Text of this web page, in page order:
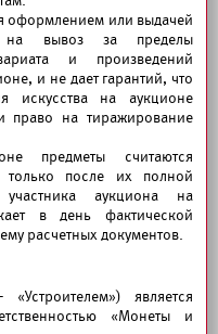
оформлением или выдачей
на вывоз за пределы
и произведений
и не дает гарантий, что
искусства на аукционе
право на тиражирование
предметы считаются
только после их полной
аукциона на
в день фактической
расчетных документов.
является
«Монеты и